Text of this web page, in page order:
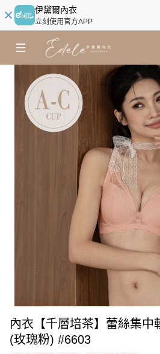
伊黛爾內衣
立刻使用官方APP
內衣【千層培茶】蕾絲集中
(玫瑰粉) #6603